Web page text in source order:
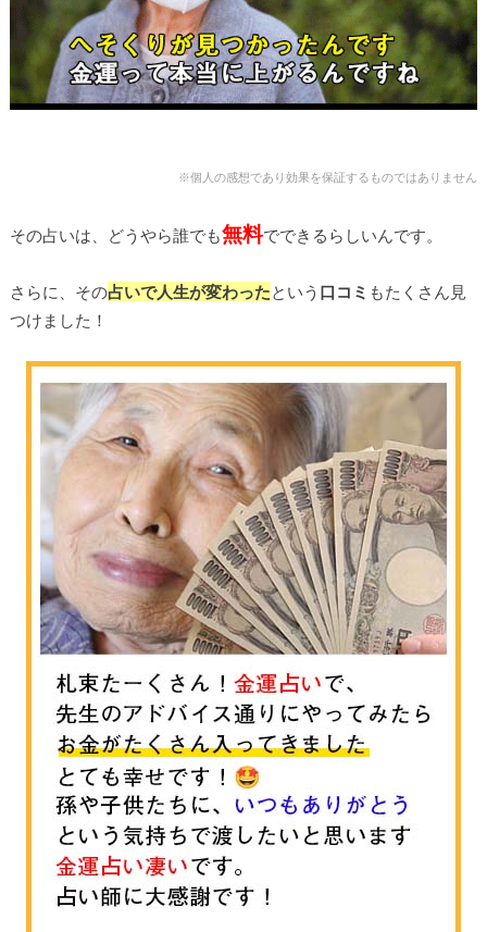
※個人の感想であり効果を保証するものではありません
その占いは、どうやら誰でも無料でできるらしいんです。
さらに、その占いで人生が変わったという 口コミ もたくさん見
つけました！